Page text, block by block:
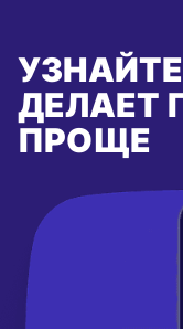
ДЕЛАЕТ
ПРОЩЕ